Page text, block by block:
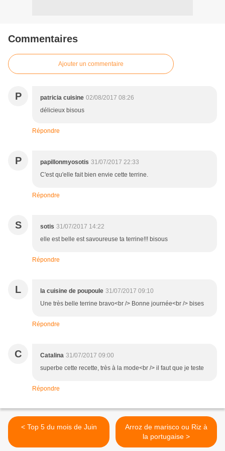
Commentaires
Ajouter un commentaire
P patricia cuisine 02/08/2017 08:26
délicieux bisous
Répondre
P papillonmyosotis 31/07/2017 22:33
C'est qu'elle fait bien envie cette terrine.
Répondre
S sotis 31/07/2017 14:22
elle est belle est savoureuse ta terrine!!! bisous
Répondre
L la cuisine de poupoule 31/07/2017 09:10
Une très belle terrine bravo<br /> Bonne journée<br /> bises
Répondre
C Catalina 31/07/2017 09:00
superbe cette recette, très à la mode<br /> il faut que je teste
Répondre
< Top 5 du mois de Juin
Arroz de marisco ou Riz à
la portugaise >